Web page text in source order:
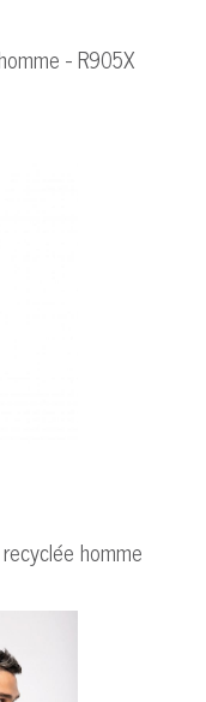
- R905X
homme